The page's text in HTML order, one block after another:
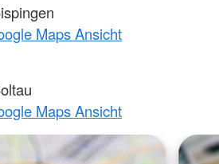
Maps Ansicht
Maps Ansicht